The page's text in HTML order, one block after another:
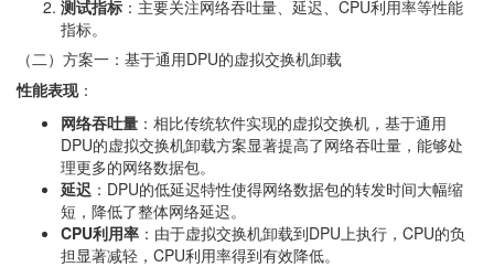
测试指标 ：主要关注网络吞吐量、延迟、CPU利用率等性能
指标。
（二）方案一：基于通用DPU的虚拟交换机卸载
性能表现：
网络吞吐量 ：相比传统软件实现的虚拟交换机，基于通用
DPU的虚拟交换机卸载方案显著提高了网络吞吐量，能够处
理更多的网络数据包。
延迟 ：DPU的低延迟特性使得网络数据包的转发时间大幅缩
短，降低了整体网络延迟。
CPU利用率 ：由于虚拟交换机卸载到DPU上执行，CPU的负
担显著减轻，CPU利用率得到有效降低。